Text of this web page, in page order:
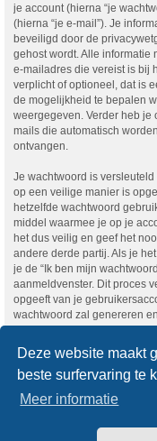
Deze website maakt
beste surfervaring te
Meer informatie
je account (hierna “je
(hierna “je e-mail”). Je
beveiligd door de
gehost wordt. Alle informatie
e-mailadres die vereist is bij
verplicht of optioneel, dat is
de mogelijkheid te bepalen
weergegeven. Verder heb je
mails die automatisch
ontvangen.
Je wachtwoord is
op een veilige manier is
hetzelfde wachtwoord
middel waarmee je op je
het dus veilig en geef het
andere derde partij. Als je
je de “Ik ben mijn
aanmeldvenster. Dit proces
opgeeft van je
wachtwoord zal genereren
opnieuw kunt aanmelden.
Forum
Copyright © Nikon Club